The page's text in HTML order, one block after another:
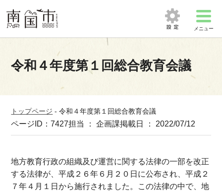
メニュー
令和４年度第１回総合教育会議
トップページ -令和４年度第１回総合教育会議
ページID：7427担当 ： 企画課掲載日 ： 2022/07/12
地方教育行政の組織及び運営に関する法律の一部を改正
する法律が、平成２６年６月２０日に公布され、平成２
７年４月１日から施行されました。この法律の中で、地